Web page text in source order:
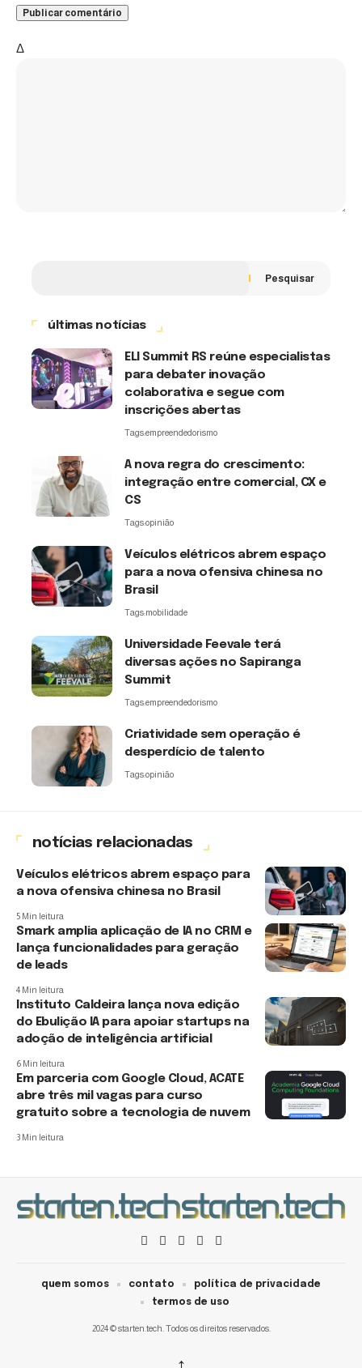
Δ
Pesquisar
últimas notícias
ELI Summit RS reúne especialistas
para debater inovação
colaborativa e segue com
inscrições abertas
Tags:empreendedorismo
A nova regra do crescimento:
integração entre comercial, CX e
CS
Tags:opinião
Veículos elétricos abrem espaço
para a nova ofensiva chinesa no
Brasil
Tags:mobilidade
Universidade Feevale terá
diversas ações no Sapiranga
Summit
Tags:empreendedorismo
Criatividade sem operação é
desperdício de talento
Tags:opinião
notícias relacionadas
Veículos elétricos abrem espaço para
a nova ofensiva chinesa no Brasil
5 Min leitura
Smark amplia aplicação de IA no CRM e
lança funcionalidades para geração
de leads
4 Min leitura
Instituto Caldeira lança nova edição
do Ebulição IA para apoiar startups na
adoção de inteligência artificial
6 Min leitura
Em parceria com Google Cloud, ACATE
abre três mil vagas para curso
gratuito sobre a tecnologia de nuvem
3 Min leitura
2024 © starten.tech. Todos os direitos reservados.
quem somos contato
política de privacidade
termos de uso